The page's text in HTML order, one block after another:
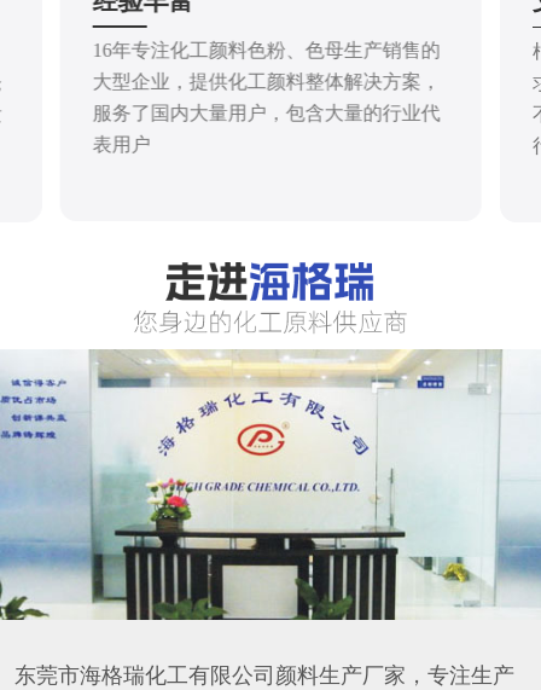
16年专注化工颜料色粉、色母生产销售的
大型企业，提供化工颜料整体解决方案，
服务了国内大量用户，包含大量的行业代
表用户
东莞市海格瑞化工有限公司颜料生产厂家，专注生产